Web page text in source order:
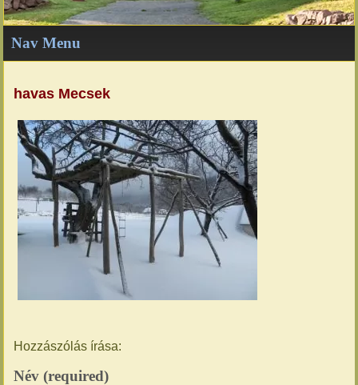
Nav Menu
havas Mecsek
Hozzászólás írása:
Név (required)